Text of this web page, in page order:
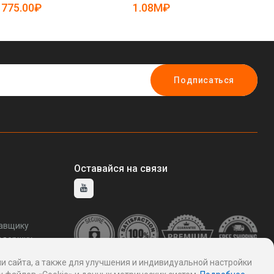
пеной (арт. 25-19082799)
775.00₽
глазурованной черепицей
1.08M₽
Подписаться
Оставайся на связи
а также для улучшения и индивидуальной настройки